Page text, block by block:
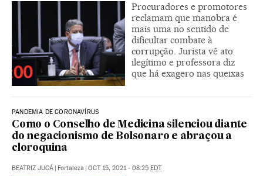
Procuradores e promotores
reclamam que manobra é
mais uma no sentido de
dificultar combate à
corrupção. Jurista vê ato
ilegítimo e professora diz
que há exagero nas queixas
PANDEMIA DE CORONAVÍRUS
Como o Conselho de Medicina silenciou diante
do negacionismo de Bolsonaro e abraçou a
cloroquina
BEATRIZ JUCÁ | Fortaleza | OCT 15, 2021 - 08:25 EDT